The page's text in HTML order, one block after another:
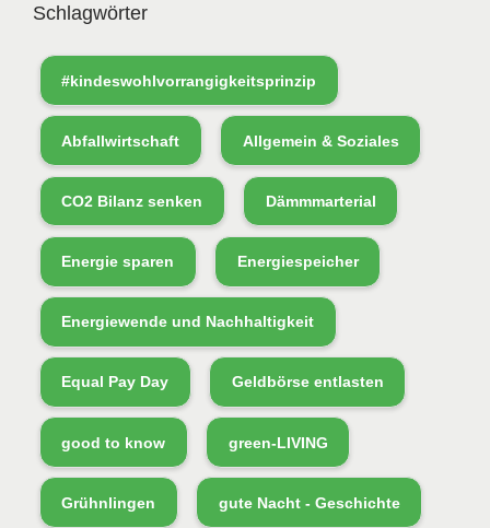
Schlagwörter
#kindeswohlvorrangigkeitsprinzip
Abfallwirtschaft Allgemein & Soziales
CO2 Bilanz senken Dämmmarterial
Energie sparen Energiespeicher
Energiewende und Nachhaltigkeit
Equal Pay Day Geldbörse entlasten
good to know green-LIVING
Grühnlingen gute Nacht - Geschichte